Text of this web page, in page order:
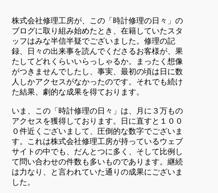
株式会社修理工房が、この「時計修理の日々」の
ブログに取り組み始めたとき、在籍していたスタ
ッフはみな半信半疑でございました。修理の記
録、日々の出来事を読んでくださるお客様が、果
たしてどれくらいいらっしゃるか。まったく想像
がつきませんでしたし、事実、最初の頃は日に数
人しかアクセスがなかったのです。それでも続け
た結果、劇的な成果を得ております。
いま、この「時計修理の日々」は、月に３万もの
アクセスを獲得しております。日に直すと１００
０件近くございまして、圧倒的な数字でございま
す。これは株式会社修理工房が持っているウェブ
サイトの中でも、だんとつに多く、そして比例し
て問い合わせの件数も多いものであります。継続
は力なり、と言われていた通りの成果にございま
した。